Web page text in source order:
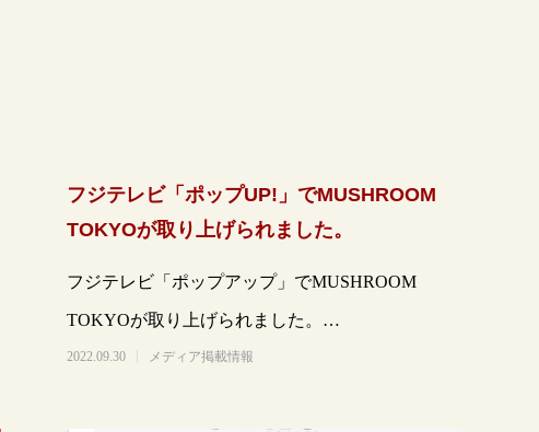
フジテレビ「ポップUP!」でMUSHROOM
TOKYOが取り上げられました。
フジテレビ「ポップアップ」でMUSHROOM
TOKYOが取り上げられました。
https://www.fujitv.co.jp/po
2022.09.30 メディア掲載情報